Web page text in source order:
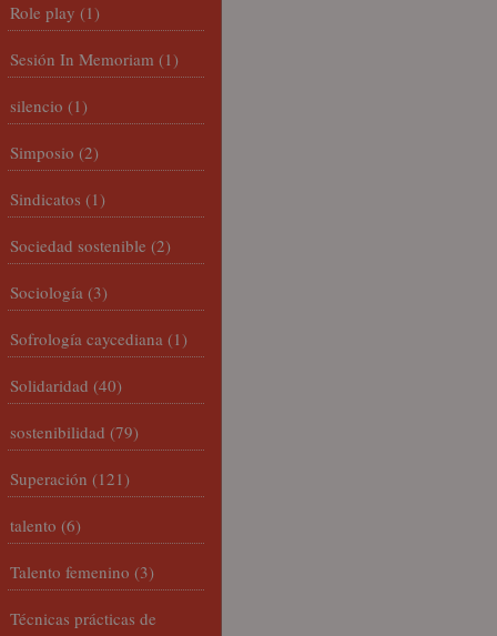
Role play (1)
Sesión In Memoriam (1)
silencio (1)
Simposio (2)
Sindicatos (1)
Sociedad sostenible (2)
Sociología (3)
Sofrología caycediana (1)
Solidaridad (40)
sostenibilidad (79)
Superación (121)
talento (6)
Talento femenino (3)
Técnicas prácticas de